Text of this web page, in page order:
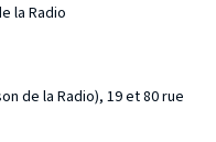
la Radio
de la Radio), 19 et 80 rue